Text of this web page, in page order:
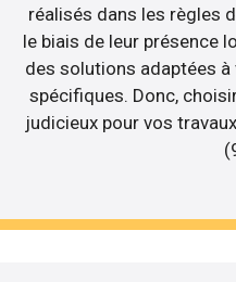
réalisés dans les règles
le biais de leur présence
des solutions adaptées
spécifiques. Donc,
judicieux pour vos